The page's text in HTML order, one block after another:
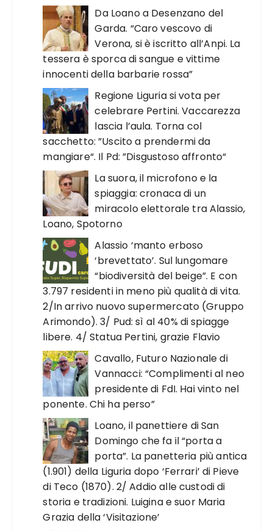
Da Loano a Desenzano del
Garda. “Caro vescovo di
Verona, si è iscritto all’Anpi. La
tessera è sporca di sangue e vittime
innocenti della barbarie rossa”
Regione Liguria si vota per
celebrare Pertini. Vaccarezza
lascia l’aula. Torna col
sacchetto: ”Uscito a prendermi da
mangiare“. Il Pd: ”Disgustoso affronto“
La suora, il microfono e la
spiaggia: cronaca di un
miracolo elettorale tra Alassio,
Loano, Spotorno
Alassio ‘manto erboso
‘brevettato’. Sul lungomare
“biodiversità del beige”. E con
3.797 residenti in meno più qualità di vita.
2/In arrivo nuovo supermercato (Gruppo
Arimondo). 3/ Pud: sì al 40% di spiagge
libere. 4/ Statua Pertini, grazie Flavio
Cavallo, Futuro Nazionale di
Vannacci: “Complimenti al neo
presidente di FdI. Hai vinto nel
ponente. Chi ha perso”
Loano, il panettiere di San
Domingo che fa il “porta a
porta”. La panetteria più antica
(1.901) della Liguria dopo ‘Ferrari’ di Pieve
di Teco (1870). 2/ Addio alle custodi di
storia e tradizioni. Luigina e suor Maria
Grazia della ‘Visitazione’